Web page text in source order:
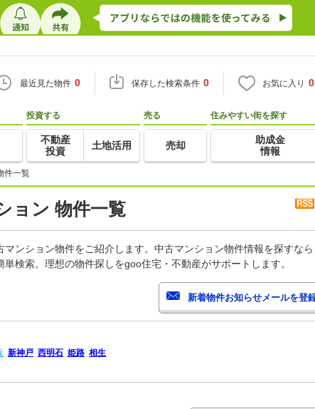
最近見た物件 0 保存した検索条件 0 お気に入り 0
投資する
不動産
投資
土地活用
売る
売却
住みやすい街を探す
助成金
情報
件一覧
ョン 物件一覧
ンション物件をご紹介します。中古マンション物件情報を探すなら
検索。理想の物件探しをgoo住宅・不動産がサポートします。
新神戸 西明石 姫路 相生